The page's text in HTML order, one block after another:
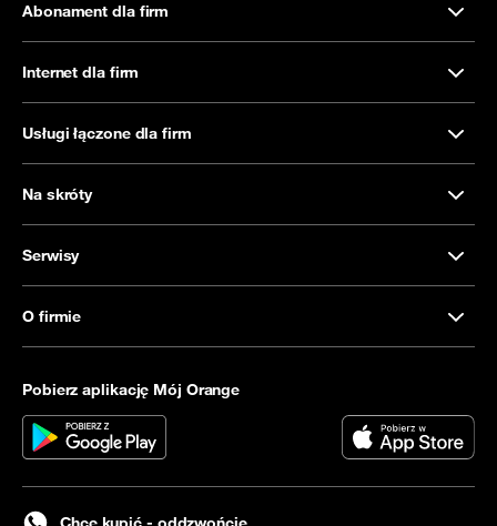
Abonament dla firm
Internet dla firm
Usługi łączone dla firm
Na skróty
Serwisy
O firmie
Pobierz aplikację Mój Orange